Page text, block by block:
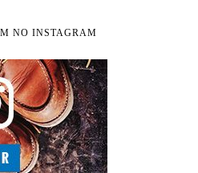
NO INSTAGRAM